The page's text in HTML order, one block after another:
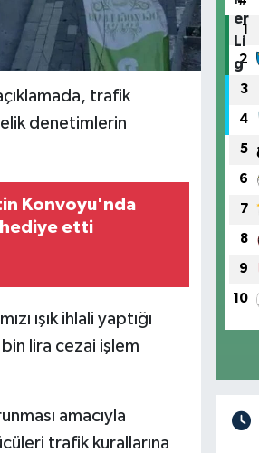
trafik
denetimlerin
Konvoyu'nda
etti
ışık ihlali yaptığı
lira cezai işlem
amacıyla
trafik kurallarına
1
2
3
4
5
6
7
8
9
10